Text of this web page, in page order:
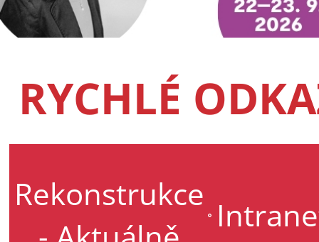
RYCHLÉ
Rekonstrukce